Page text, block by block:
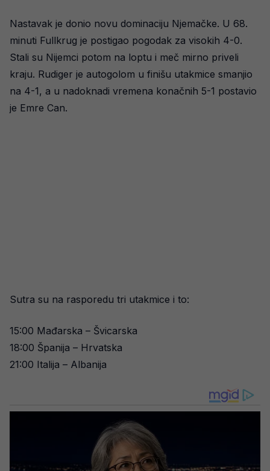
Nastavak je donio novu dominaciju Njemačke. U 68.
minuti Fullkrug je postigao pogodak za visokih 4-0.
Stali su Nijemci potom na loptu i meč mirno priveli
kraju. Rudiger je autogolom u finišu utakmice smanjio
na 4-1, a u nadoknadi vremena konačnih 5-1 postavio
je Emre Can.
Sutra su na rasporedu tri utakmice i to:
15:00 Mađarska – Švicarska
18:00 Španija – Hrvatska
21:00 Italija – Albanija